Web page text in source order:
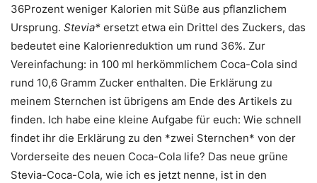
36Prozent weniger Kalorien mit Süße aus pflanzlichem
Ursprung. Stevia* ersetzt etwa ein Drittel des Zuckers, das
bedeutet eine Kalorienreduktion um rund 36%. Zur
Vereinfachung: in 100 ml herkömmlichem Coca-Cola sind
rund 10,6 Gramm Zucker enthalten. Die Erklärung zu
meinem Sternchen ist übrigens am Ende des Artikels zu
finden. Ich habe eine kleine Aufgabe für euch: Wie schnell
findet ihr die Erklärung zu den *zwei Sternchen* von der
Vorderseite des neuen Coca-Cola life? Das neue grüne
Stevia-Coca-Cola, wie ich es jetzt nenne, ist in den